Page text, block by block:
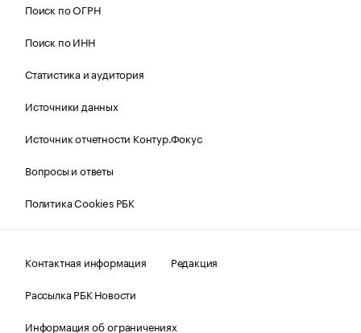
Поиск по ОГРН
Поиск по ИНН
Статистика и аудитория
Источники данных
Источник отчетности Контур.Фокус
Вопросы и ответы
Политика Cookies РБК
Контактная информация
Редакция
Рассылка РБК Новости
Информация об ограничениях